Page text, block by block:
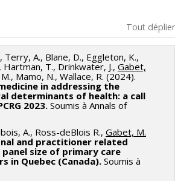
:PVXXXXXX-Réseaux
Tout déplier
Terry, A., Blane, D., Eggleton, K.,
Hartman, T., Drinkwater, J., Gabet,
Mamo, N., Wallace, R. (2024).
in addressing the
determinants of health: a call
2023. Soumis à Annals of
A., Ross-deBlois R., Gabet, M.
and practitioner related
size of primary care
in Quebec (Canada). Soumis à